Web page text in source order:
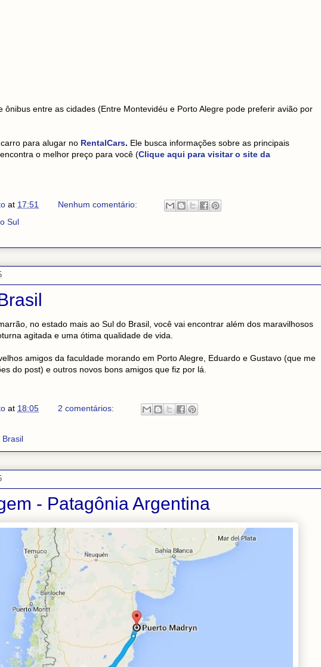
ônibus entre as cidades (Entre Montevidéu e Porto Alegre pode preferir avião por
para alugar no RentalCars. Ele busca informações sobre as principais
o melhor preço para você (Clique aqui para visitar o site da
at 17:51
Nenhum comentário:
Sul
no estado mais ao Sul do Brasil, você vai encontrar além dos maravilhosos
agitada e uma ótima qualidade de vida.
amigos da faculdade morando em Porto Alegre, Eduardo e Gustavo (que me
do post) e outros novos bons amigos que fiz por lá.
at 18:05
2 comentários:
Brasil
- Patagônia Argentina